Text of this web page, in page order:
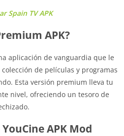
Spain TV APK
APK?
aplicación de vanguardia que le
de películas y programas
Esta versión premium lleva tu
nivel, ofreciendo un tesoro de
APK Mod